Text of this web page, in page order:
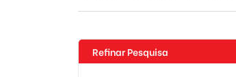
Refinar Pesquisa